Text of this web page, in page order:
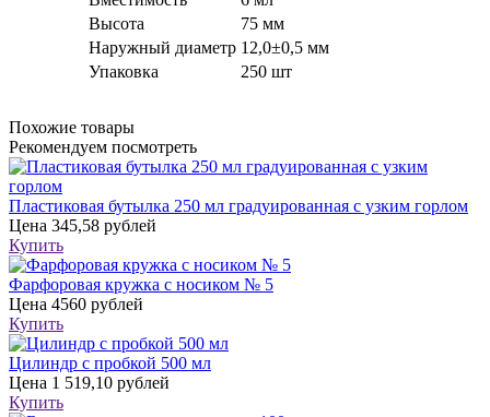
Высота
75 мм
Наружный диаметр 12,0±0,5 мм
Упаковка
250 шт
Похожие товары
Рекомендуем посмотреть
Пластиковая бутылка 250 мл градуированная с узким горлом
Цена 345,58 рублей
Купить
Фарфоровая кружка с носиком № 5
Цена 4560 рублей
Купить
Цилиндр с пробкой 500 мл
Цена 1 519,10 рублей
Купить